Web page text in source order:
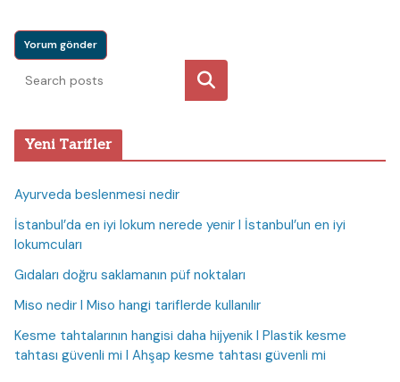
Ara
Yeni Tarifler
Ayurveda beslenmesi nedir
İstanbul’da en iyi lokum nerede yenir I İstanbul’un en iyi
lokumcuları
Gıdaları doğru saklamanın püf noktaları
Miso nedir I Miso hangi tariflerde kullanılır
Kesme tahtalarının hangisi daha hijyenik I Plastik kesme
tahtası güvenli mi I Ahşap kesme tahtası güvenli mi